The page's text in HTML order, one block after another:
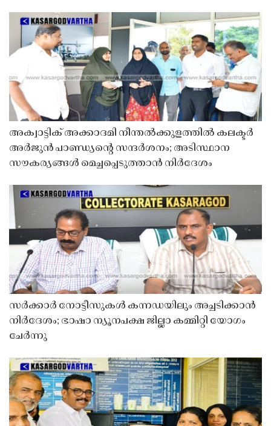
അക്വാട്ടിക് അക്കാദമി നീന്തൽക്കുളത്തിൽ കലക്ടർ
അർജുൻ പാണ്ഡ്യൻ്റെ സന്ദർശനം; അടിസ്ഥാന
സൗകര്യങ്ങൾ മെച്ചപ്പെടുത്താൻ നിർദേശം
സർക്കാർ നോട്ടീസുകൾ കന്നഡയിലും അച്ചടിക്കാൻ
നിർദേശം; ഭാഷാ ന്യൂനപക്ഷ ജില്ലാ കമ്മിറ്റി യോഗം
ചേർന്നു